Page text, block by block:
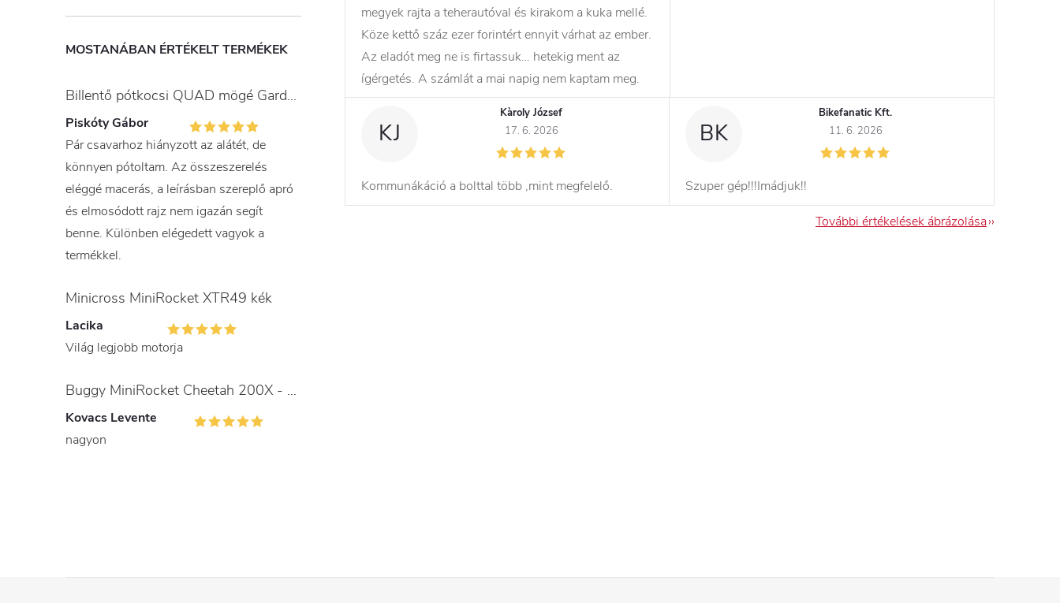
MOSTANÁBAN ÉRTÉKELT TERMÉKEK
Billentő pótkocsi QUAD mögé Gardner
Piskóty Gábor
Pár csavarhoz hiányzott az alátét, de
könnyen pótoltam. Az összeszerelés
eléggé macerás, a leírásban szereplő apró
és elmosódott rajz nem igazán segít
benne. Különben elégedett vagyok a
termékkel.
Minicross MiniRocket XTR49 kék
Lacika
Világ legjobb motorja
Buggy MiniRocket Cheetah 200X - gyerekeknek és felnőtteknek
Kovacs Levente
nagyon
megyek rajta a teherautóval és kirakom a kuka mellé.
Köze kettő száz ezer forintért ennyit várhat az ember.
Az eladót meg ne is firtassuk… hetekig ment az
ígérgetés. A számlát a mai napig nem kaptam meg.
KJ
Kàroly József
17. 6. 2026
Kommunákáció a bolttal több ,mint megfelelő.
BK
Bikefanatic Kft.
11. 6. 2026
Szuper gép!!!Imádjuk!!
További értékelések ábrázolása